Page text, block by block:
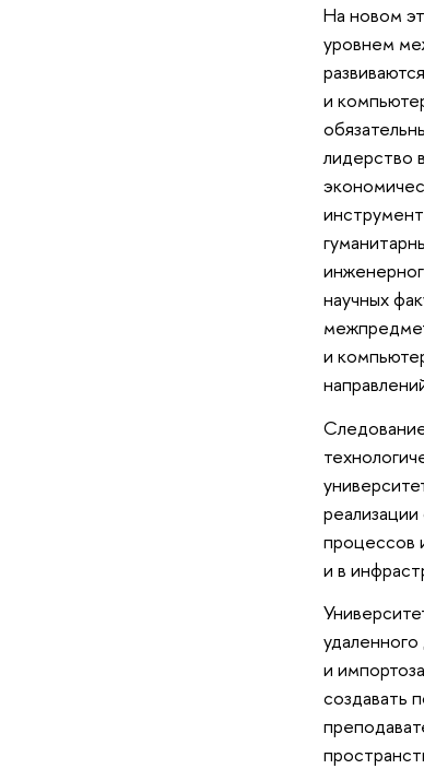
На новом
уровнем
и
лидерство
научных
и
процессов
и в
и
создавать